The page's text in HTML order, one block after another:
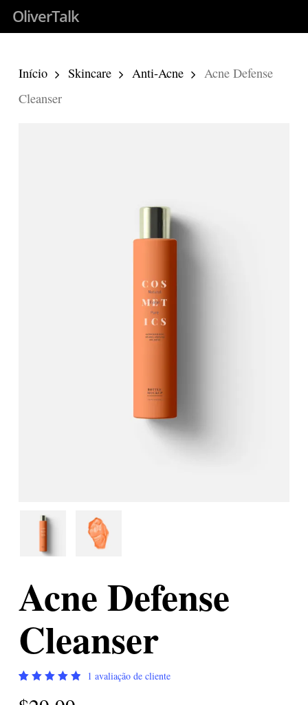
Skip
to
OliverTalk
Início Skincare Anti-Acne
Acne Defense
Cleanser
Acne Defense
Cleanser
como
1 avaliação de cliente